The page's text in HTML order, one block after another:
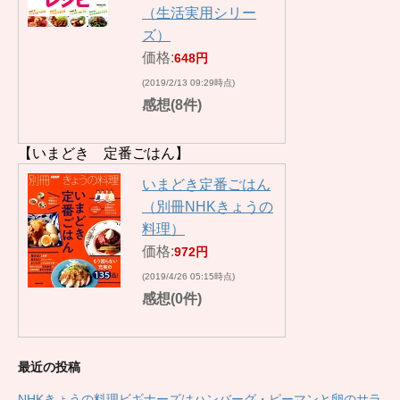
（生活実用シリー
ズ）
価格:648円
(2019/2/13 09:29時点)
感想(8件)
【いまどき 定番ごはん】
いまどき定番ごはん
（別冊NHKきょうの
料理）
価格:972円
(2019/4/26 05:15時点)
感想(0件)
最近の投稿